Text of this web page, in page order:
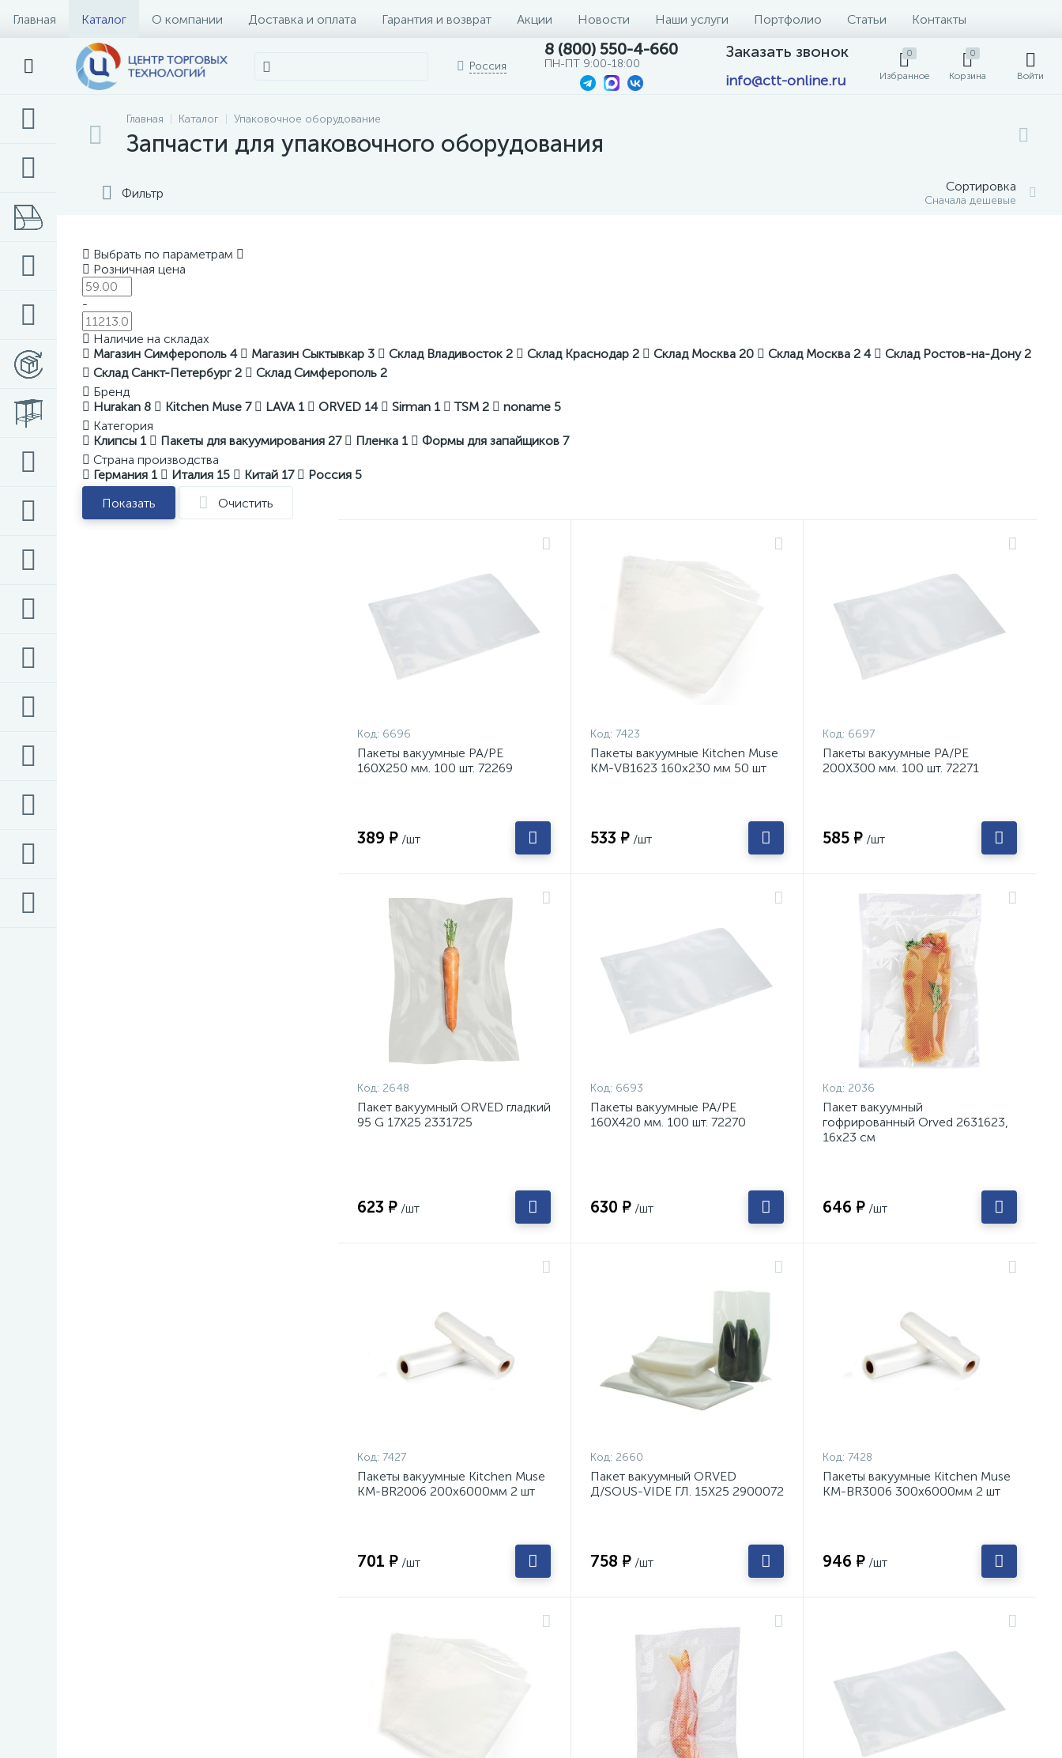
Главная Каталог О компании Доставка и оплата Гарантия и возврат Акции Новости Наши услуги Портфолио Статьи Контакты
Россия
8 (800) 550-4-660
ПН-ПТ 9:00-18:00
Заказать звонок
info@ctt-online.ru
0
Избранное
0
Корзина Войти
Главная Каталог Упаковочное оборудование
Запчасти для упаковочного оборудования
Фильтр Сортировка
Сначала дешевые
Выбрать по параметрам
Розничная цена
-
Наличие на складах
Магазин Симферополь 4 Магазин Сыктывкар 3 Склад Владивосток 2 Склад Краснодар 2 Склад Москва 20 Склад Москва 2 4 Склад Ростов-на-Дону2
Склад Санкт-Петербург2 Склад Симферополь 2
Бренд
Hurakan 8 Kitchen Muse 7 LAVA 1 ORVED 14 Sirman 1 TSM 2 noname 5
Категория
Клипсы 1 Пакеты для вакуумирования 27 Пленка 1 Формы для запайщиков 7
Страна производства
Германия 1 Италия 15 Китай 17 Россия 5
Показать
Очистить
Код: 6696
Пакеты вакуумные PA/PE
160Х250 мм. 100 шт. 72269
389 ₽ /шт
Код: 7423
Пакеты вакуумные Kitchen Muse
KM-VB1623 160х230 мм 50 шт
533 ₽ /шт
Код: 6697
Пакеты вакуумные PA/PE
200Х300 мм. 100 шт. 72271
585 ₽ /шт
Код: 2648
Пакет вакуумный ORVED гладкий
95 G 17Х25 2331725
623 ₽ /шт
Код: 6693
Пакеты вакуумные PA/PE
160Х420 мм. 100 шт. 72270
630 ₽ /шт
Код: 2036
Пакет вакуумный
гофрированный Orved 2631623,
16х23 см
646 ₽ /шт
Код: 7427
Пакеты вакуумные Kitchen Muse
KM-BR2006 200х6000мм 2 шт
701 ₽ /шт
Код: 2660
Пакет вакуумный ORVED
Д/SOUS-VIDE ГЛ. 15Х25 2900072
758 ₽ /шт
Код: 7428
Пакеты вакуумные Kitchen Muse
KM-BR3006 300х6000мм 2 шт
946 ₽ /шт